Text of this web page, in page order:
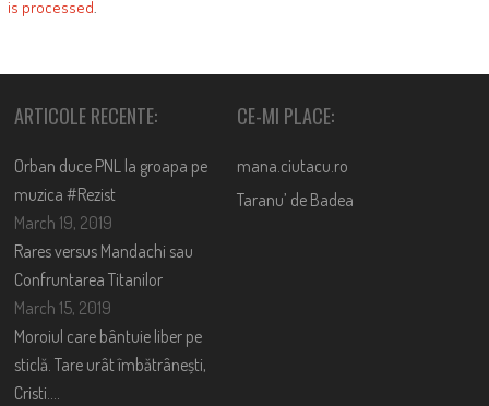
is processed.
ARTICOLE RECENTE:
Orban duce PNL la groapa pe
muzica #Rezist
March 19, 2019
Rares versus Mandachi sau
Confruntarea Titanilor
March 15, 2019
Moroiul care bântuie liber pe
sticlă. Tare urât îmbătrânești,
Cristi….
CE-MI PLACE:
mana.ciutacu.ro
Taranu’ de Badea